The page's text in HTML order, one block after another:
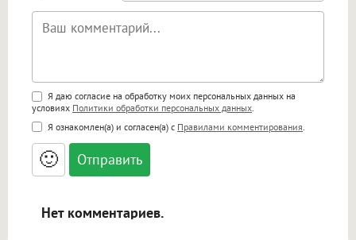
Поддержка HTML
<b>, <strong>, <u>, <i>, <em>, <s>, <big>,
<small>, <sup>, <sub>, <pre>, <ul>, <ol>, <li>,
<blockquote>, <code> экранирует HTML,
адреса URL автоматически становятся
ссылками, и [img]адрес[/img] будет
Я даю согласие на обработку моих персональных данных на
условиях Политики обработки персональных данных
Я ознакомлен(а) и согласен(а) с Правилами комментирования
🙂
Нет комментариев.